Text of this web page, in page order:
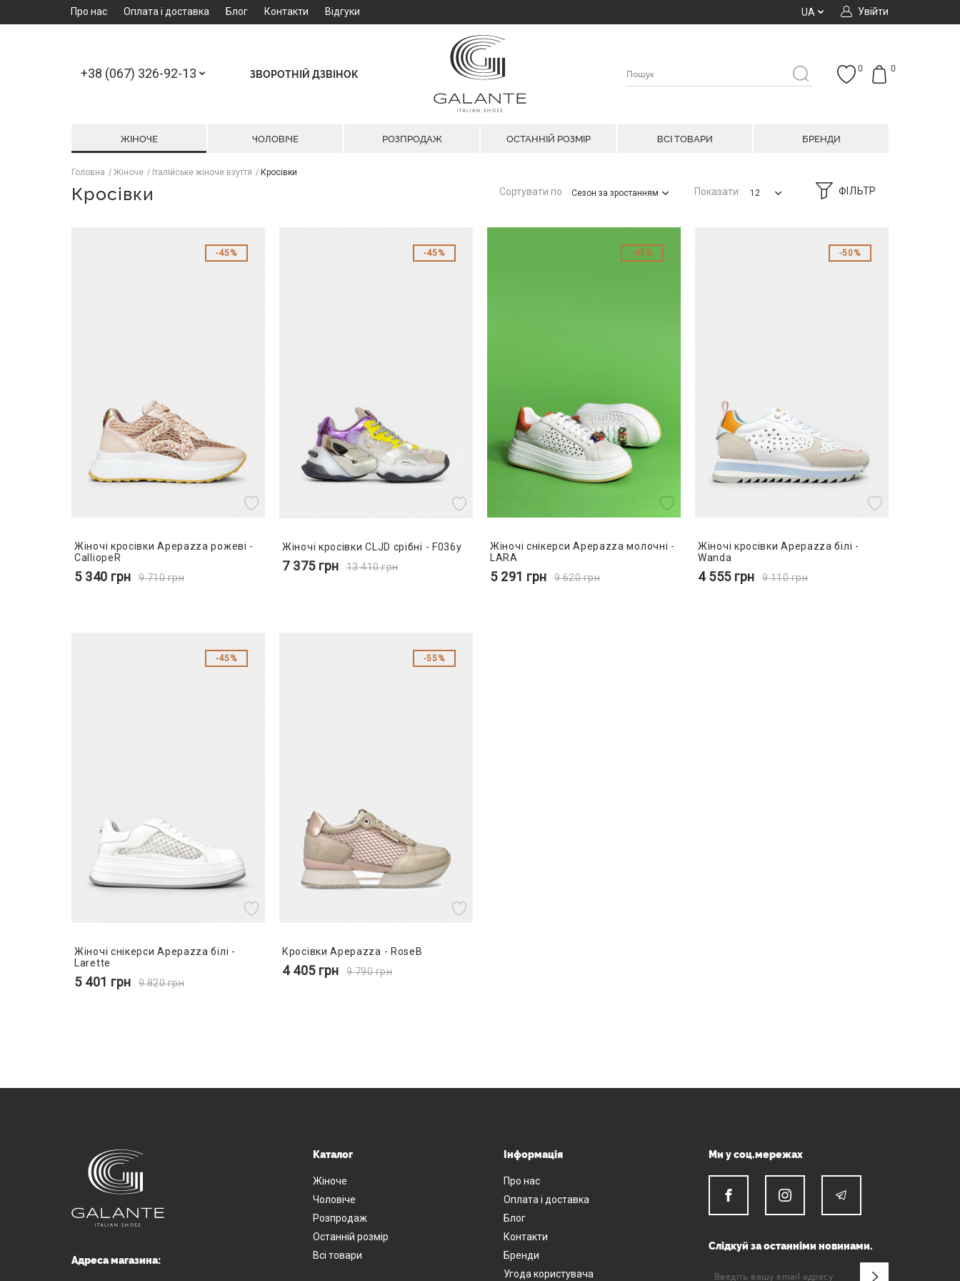
Про нас Оплата і доставка Блог Контакти Відгуки Увійти
UA
+38 (067) 326-92-13 ЗВОРОТНІЙ ДЗВІНОК
0
0
ЖІНОЧЕ ЧОЛОВІЧЕ РОЗПРОДАЖ ОСТАННІЙ РОЗМІР ВСІ ТОВАРИ БРЕНДИ
Головна Жіноче Італійське жіноче взуття Кросівки
Кросівки ФІЛЬТР
Сортувати по Сезон за зростанням Показати: 12
45%
Жіночі кросівки Apepazza рожеві -
CalliopeR
5 340 грн 9 710грн
45%
Жіночі кросівки CLJD срібні - F036y
7 375 грн 13 410грн
45%
Жіночі снікерси Apepazza молочні -
LARA
5 291 грн 9 620грн
50%
Жіночі кросівки Apepazza білі -
Wanda
4 555 грн 9 110грн
45%
Жіночі снікерси Apepazza білі -
Larette
5 401 грн 9 820грн
55%
Кросівки Apepazza - RoseB
4 405 грн 9 790грн
Адреса магазина:
Каталог
Жіноче
Чоловіче
Розпродаж
Останній розмір
Всі товари
Інформація
Про нас
Оплата і доставка
Блог
Контакти
Бренди
Угода користувача
Ми у соц.мережах
Слідкуй за останніми новинами.